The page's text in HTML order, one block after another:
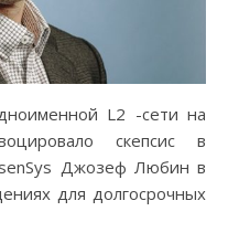
L2 -сети на
скепсис в
Джозеф Любин в
для долгосрочных